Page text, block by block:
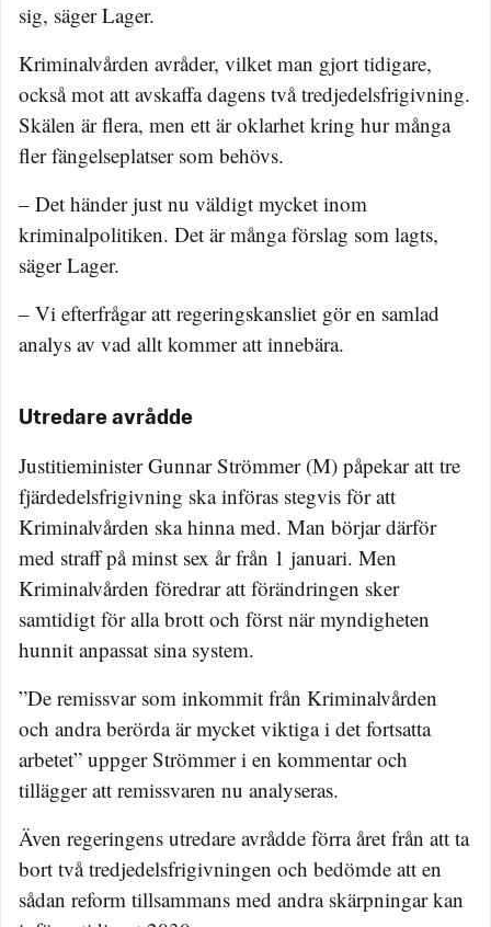
sig, säger Lager.
Kriminalvården avråder, vilket man gjort tidigare,
också mot att avskaffa dagens två tredjedelsfrigivning.
Skälen är flera, men ett är oklarhet kring hur många
fler fängelseplatser som behövs.
– Det händer just nu väldigt mycket inom
kriminalpolitiken. Det är många förslag som lagts,
säger Lager.
– Vi efterfrågar att regeringskansliet gör en samlad
analys av vad allt kommer att innebära.
Utredare avrådde
Justitieminister Gunnar Strömmer (M) påpekar att tre
fjärdedelsfrigivning ska införas stegvis för att
Kriminalvården ska hinna med. Man börjar därför
med straff på minst sex år från 1 januari. Men
Kriminalvården föredrar att förändringen sker
samtidigt för alla brott och först när myndigheten
hunnit anpassat sina system.
”De remissvar som inkommit från Kriminalvården
och andra berörda är mycket viktiga i det fortsatta
arbetet” uppger Strömmer i en kommentar och
tillägger att remissvaren nu analyseras.
Även regeringens utredare avrådde förra året från att ta
bort två tredjedelsfrigivningen och bedömde att en
sådan reform tillsammans med andra skärpningar kan